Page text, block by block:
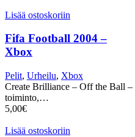
Lisää ostoskoriin
Fifa Football 2004 –
Xbox
Pelit, Urheilu, Xbox
Create Brilliance – Off the Ball –
toiminto,…
5,00€
Lisää ostoskoriin